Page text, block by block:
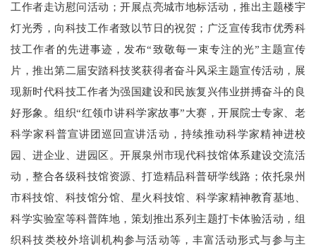
工作者走访慰问活动；开展点亮城市地标活动，推出主题楼宇
灯光秀，向科技工作者致以节日的祝贺；广泛宣传我市优秀科
技工作者的先进事迹，发布“致敬每一束专注的光”主题宣传
片，推出第二届安踏科技奖获得者奋斗风采主题宣传活动，展
现新时代科技工作者为强国建设和民族复兴伟业拼搏奋斗的良
好形象。组织“红领巾讲科学家故事”大赛，开展院士专家、老
科学家科普宣讲团巡回宣讲活动，持续推动科学家精神进校
园、进企业、进园区。开展泉州市现代科技馆体系建设交流活
动，整合各级科技馆资源、打造精品科普研学线路；依托泉州
市科技馆、科技馆分馆、星火科技馆、科学家精神教育基地、
科学实验室等科普阵地，策划推出系列主题打卡体验活动，组
织科技类校外培训机构参与活动等，丰富活动形式与参与主